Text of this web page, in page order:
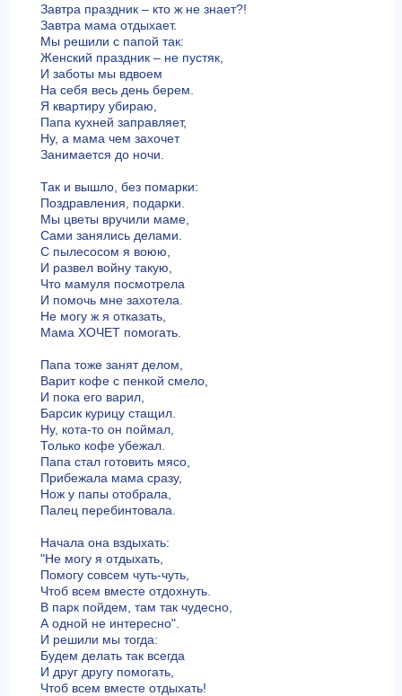
Завтра праздник – кто ж не знает?!
Завтра мама отдыхает.
Мы решили с папой так:
Женский праздник – не пустяк,
И заботы мы вдвоем
На себя весь день берем.
Я квартиру убираю,
Папа кухней заправляет,
Ну, а мама чем захочет
Занимается до ночи.
Так и вышло, без помарки:
Поздравления, подарки.
Мы цветы вручили маме,
Сами занялись делами.
С пылесосом я воюю,
И развел войну такую,
Что мамуля посмотрела
И помочь мне захотела.
Не могу ж я отказать,
Мама ХОЧЕТ помогать.
Папа тоже занят делом,
Варит кофе с пенкой смело,
И пока его варил,
Барсик курицу стащил.
Ну, кота-то он поймал,
Только кофе убежал.
Папа стал готовить мясо,
Прибежала мама сразу,
Нож у папы отобрала,
Палец перебинтовала.
Начала она вздыхать:
"Не могу я отдыхать,
Помогу совсем чуть-чуть,
Чтоб всем вместе отдохнуть.
В парк пойдем, там так чудесно,
А одной не интересно".
И решили мы тогда:
Будем делать так всегда
И друг другу помогать,
Чтоб всем вместе отдыхать!